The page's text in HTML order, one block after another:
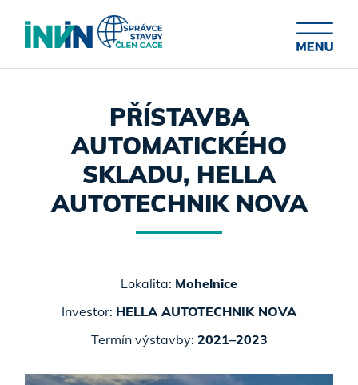
PŘÍSTAVBA
AUTOMATICKÉHO
SKLADU, HELLA
AUTOTECHNIK NOVA
Lokalita: Mohelnice
Investor: HELLA AUTOTECHNIK NOVA
Termín výstavby: 2021–2023